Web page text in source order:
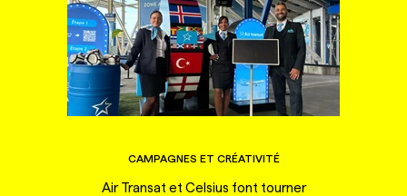
CAMPAGNES ET CRÉATIVITÉ
Air Transat et Celsius font tourner